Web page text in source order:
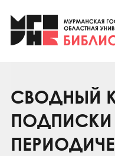
Клуб «Гиря и
Клуб
Коллегам
Контакты
СВОДНЫЙ
ПОДПИСКИ